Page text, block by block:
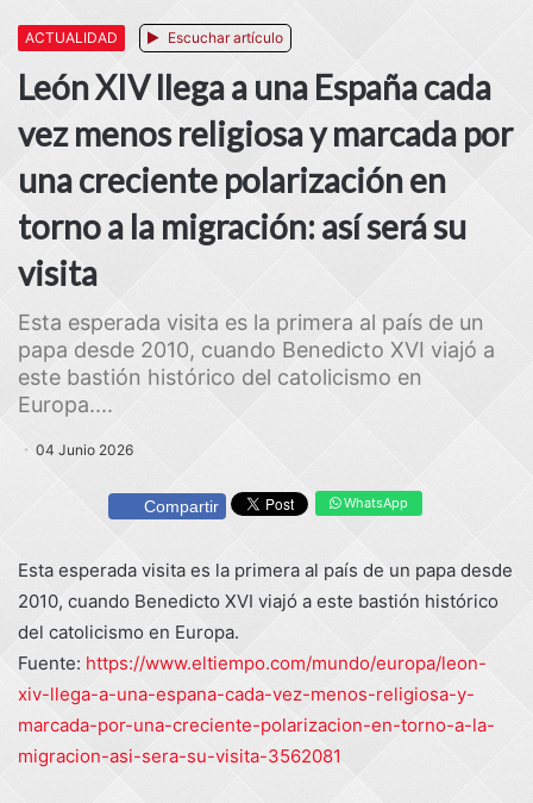
ACTUALIDAD Escuchar artículo
León XIV llega a una España cada
vez menos religiosa y marcada por
una creciente polarización en
torno a la migración: así será su
visita
Esta esperada visita es la primera al país de un
papa desde 2010, cuando Benedicto XVI viajó a
este bastión histórico del catolicismo en
Europa....
04 Junio 2026
Compartir WhatsApp
Esta esperada visita es la primera al país de un papa desde
2010, cuando Benedicto XVI viajó a este bastión histórico
del catolicismo en Europa.
Fuente: https://www.eltiempo.com/mundo/europa/leon-
xiv-llega-a-una-espana-cada-vez-menos-religiosa-y-
marcada-por-una-creciente-polarizacion-en-torno-a-la-
migracion-asi-sera-su-visita-3562081